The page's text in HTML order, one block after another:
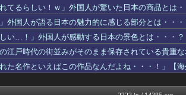
は後から付けら...
みんな知ってた？【海
ｗ」外国人が驚い...
海外の反応リサーチ
当に1年目な...
海外の反応スポーツ
海外の万国反応記＠海
撃弾で首...
海外の反応 ディミヌー
ハウメニージャパン！
「これが正解」「...
海外トークログ
は既に先進国...
日本と韓国は敵か？味
てるらしい！ｗ」外国人が驚いた日本の商品とは
外国人が語る日本の魅力的に感じる部分とは・・
い…！」外国人が感動する日本の景色とは・・・？
戸時代の街並みがそのまま保存されている貴重な
名作といえばこの作品なんだよね・・・！」【海